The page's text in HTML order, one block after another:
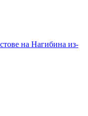
на Нагибина из-